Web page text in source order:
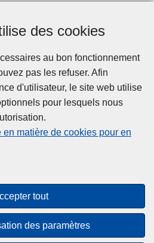
des cookies
au bon fonctionnement
pas les refuser. Afin
d'utilisateur, le site web utilise
pour lesquels nous
matière de cookies pour en
tout
des paramètres
Presse
Cookies